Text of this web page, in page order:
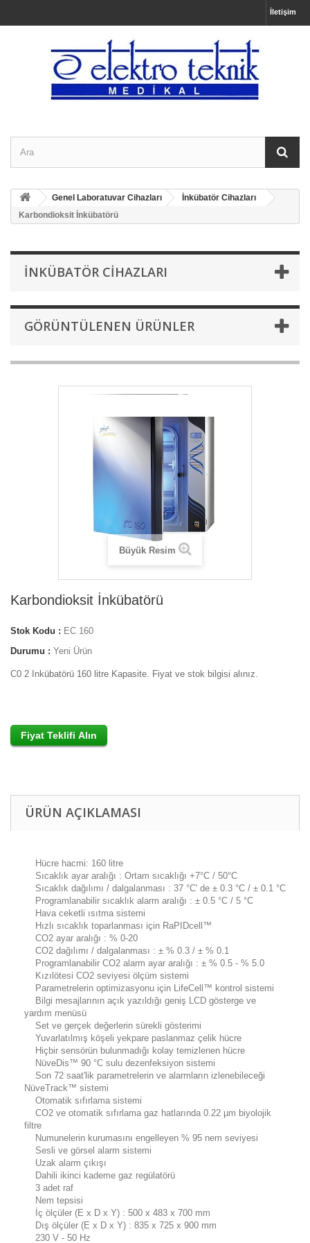
İletişim
Genel Laboratuvar Cihazları
İnkübatör Cihazları
Karbondioksit İnkübatörü
İNKÜBATÖR CIHAZLARI
GÖRÜNTÜLENEN ÜRÜNLER
Büyük Resim
Karbondioksit İnkübatörü
Stok Kodu : EC 160
Durumu : Yeni Ürün
C0 2 Inkübatörü 160 litre Kapasite. Fiyat ve stok bilgisi alınız.
ÜRÜN AÇIKLAMASI
Hücre hacmi: 160 litre
Sıcaklık ayar aralığı : Ortam sıcaklığı +7°C / 50°C
Sıcaklık dağılımı / dalgalanması : 37 °C' de ± 0.3 °C / ± 0.1 °C
Programlanabilir sıcaklık alarm aralığı : ± 0.5 °C / 5 °C
Hava ceketli ısıtma sistemi
Hızlı sıcaklık toparlanması için RaPIDcell™
CO2 ayar aralığı : % 0-20
CO2 dağılımı / dalgalanması : ± % 0.3 / ± % 0.1
Programlanabilir CO2 alarm ayar aralığı : ± % 0.5 - % 5.0
Kızılötesi CO2 seviyesi ölçüm sistemi
Parametrelerin optimizasyonu için LifeCell™ kontrol sistemi
Bilgi mesajlarının açık yazıldığı geniş LCD gösterge ve
yardım menüsü
Set ve gerçek değerlerin sürekli gösterimi
Yuvarlatılmış köşeli yekpare paslanmaz çelik hücre
Hiçbir sensörün bulunmadığı kolay temizlenen hücre
NüveDis™ 90 °C sulu dezenfeksiyon sistemi
Son 72 saat'lik parametrelerin ve alarmların izlenebileceği
NüveTrack™ sistemi
Otomatik sıfırlama sistemi
CO2 ve otomatik sıfırlama gaz hatlarında 0.22 µm biyolojik
filtre
Numunelerin kurumasını engelleyen % 95 nem seviyesi
Sesli ve görsel alarm sistemi
Uzak alarm çıkışı
Dahili ikinci kademe gaz regülatörü
3 adet raf
Nem tepsisi
İç ölçüler (E x D x Y) : 500 x 483 x 700 mm
Dış ölçüler (E x D x Y) : 835 x 725 x 900 mm
230 V - 50 Hz